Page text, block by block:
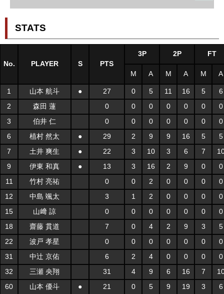
STATS
No. PLAYER S PTS
3P 2P FT
M A M A M A
1 山本 航斗 ● 27 0 5 11 16 5
6
2
森田 蓮 0 0 0 0 0 0
0
3
伯井 仁 0 0 0 0 0 0
0
6
植村 然太 ● 29 2 9 9 16 5
5
7
土井 爽生 ● 22 3 10 3 6 7
9
伊東 和真 ● 13 3 16 2 9 0
0
11
竹村 亮祐 0 0 2 0 0 0
0
12
中島 颯太 3 1 2 0 0 0
0
15
山﨑 諒 0 0 0 0 0 0
0
18
齋藤 貫道 7 0 4 2 9 3
5
22
波戸 孝星 0 0 0 0 0 0
0
31
中辻 京佑 6 2 4 0 0 0
0
32
三瀬 央翔 31 4 9 6 16 7
60
山本 優斗 ● 21 0 5 9 19 3 6